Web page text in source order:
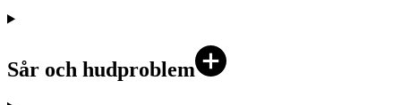
Sår och hudproblem